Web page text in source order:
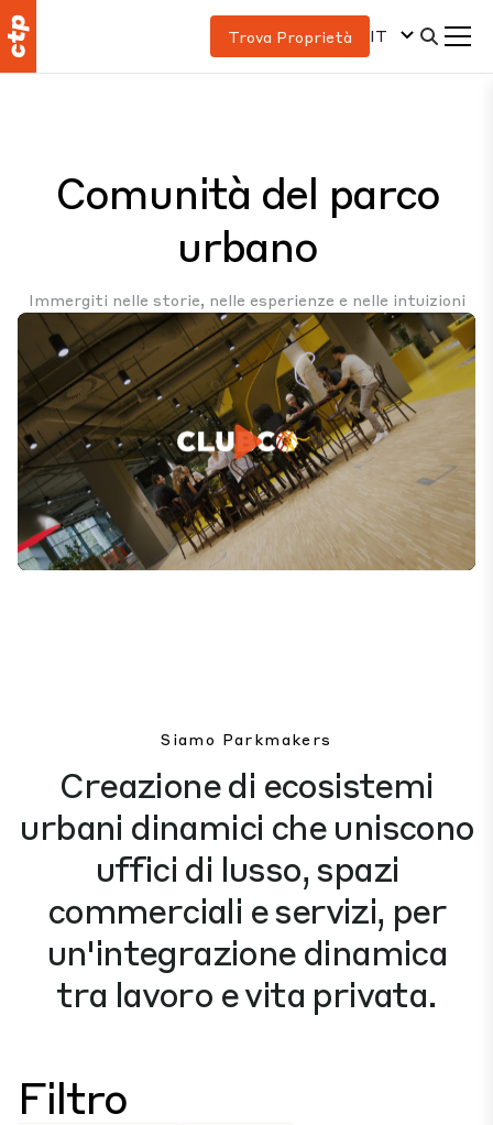
Trova Proprietà IT
Comunità del parco
urbano
Immergiti nelle storie, nelle esperienze e nelle intuizioni
che caratterizzano i nostri parchi polifunzionali, dinamici
e interconnessi, che uniscono in armonia persone, aziende
e ambiente.
Mute Settings
Play
Siamo Parkmakers
Creazione di ecosistemi
urbani dinamici che uniscono
uffici di lusso, spazi
commerciali e servizi, per
un'integrazione dinamica
tra lavoro e vita privata.
Filtro